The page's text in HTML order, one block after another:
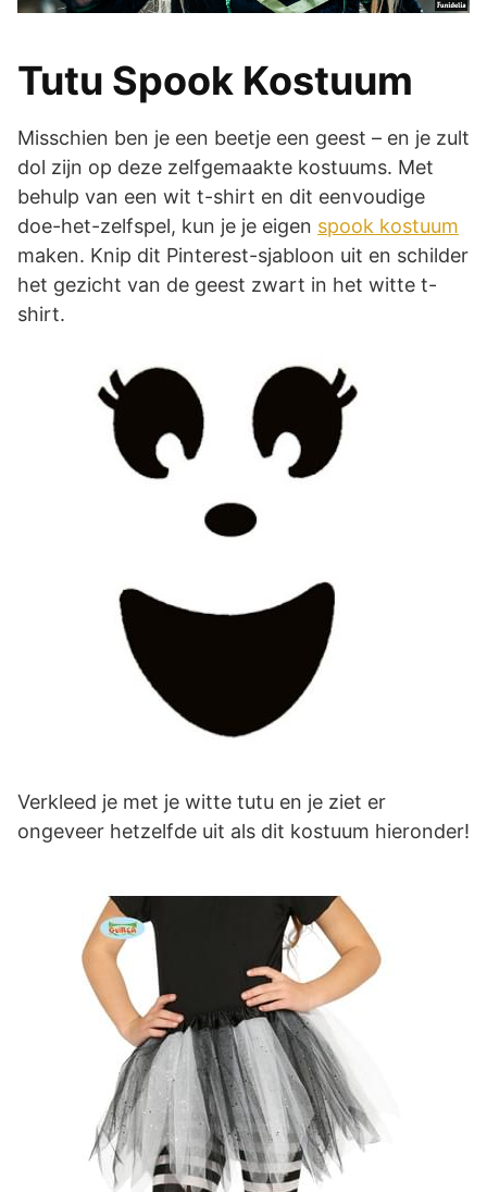
Tutu Spook Kostuum
Misschien ben je een beetje een geest – en je zult
dol zijn op deze zelfgemaakte kostuums. Met
behulp van een wit t-shirt en dit eenvoudige
doe-het-zelfspel, kun je je eigen spook kostuum
maken. Knip dit Pinterest-sjabloon uit en schilder
het gezicht van de geest zwart in het witte t-
shirt.
Verkleed je met je witte tutu en je ziet er
ongeveer hetzelfde uit als dit kostuum hieronder!